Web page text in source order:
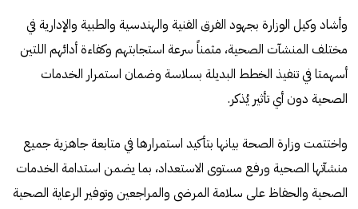
وأشاد وكيل الوزارة بجهود الفرق الفنية والهندسية والطبية والإدارية في
مختلف المنشآت الصحية، مثمناً سرعة استجابتهم وكفاءة أدائهم اللتين
أسهمتا في تنفيذ الخطط البديلة بسلاسة وضمان استمرار الخدمات
الصحية دون أي تأثير يُذكر.
واختتمت وزارة الصحة بيانها بتأكيد استمرارها في متابعة جاهزية جميع
منشآتها الصحية ورفع مستوى الاستعداد، بما يضمن استدامة الخدمات
الصحية والحفاظ على سلامة المرضى والمراجعين وتوفير الرعاية الصحية